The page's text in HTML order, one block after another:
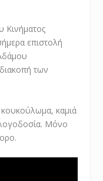
Κινήματος
επιστολή
των
κουκούλωμα, καμιά
Μόνο